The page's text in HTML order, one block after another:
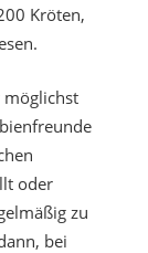
Kröten,
möglichst
oder
zu
bei